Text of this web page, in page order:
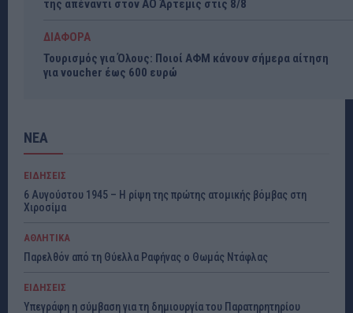
της απέναντι στον ΑΟ Άρτεμις στις 8/8
ΔΙΑΦΟΡΑ
Τουρισμός για Όλους: Ποιοί ΑΦΜ κάνουν σήμερα αίτηση
για voucher έως 600 ευρώ
ΝΕΑ
ΕΙΔΗΣΕΙΣ
6 Αυγούστου 1945 – Η ρίψη της πρώτης ατομικής βόμβας στη
Χιροσίμα
ΑΘΛΗΤΙΚΑ
Παρελθόν από τη Θύελλα Ραφήνας ο Θωμάς Ντάφλας
ΕΙΔΗΣΕΙΣ
Υπεγράφη η σύμβαση για τη δημιουργία του Παρατηρητηρίου